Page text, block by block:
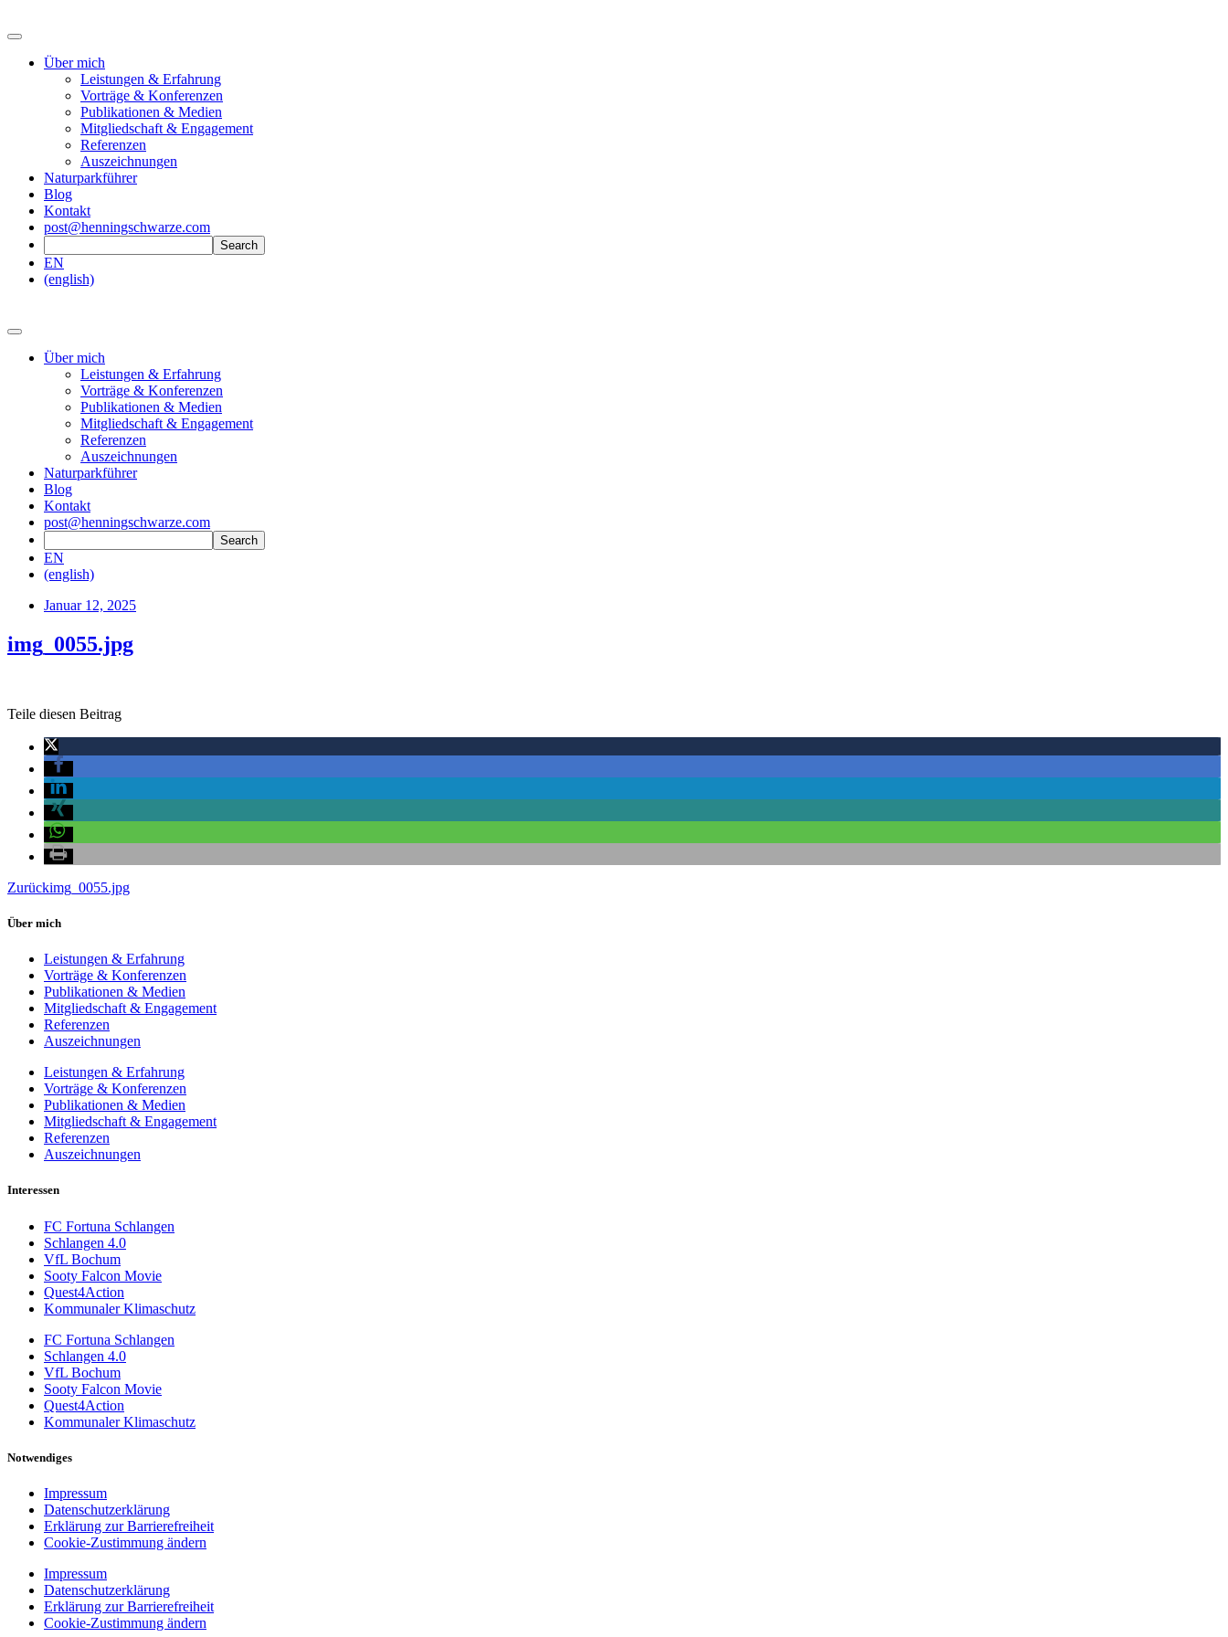
Über mich
Leistungen & Erfahrung
Vorträge & Konferenzen
Publikationen & Medien
Mitgliedschaft & Engagement
Referenzen
Auszeichnungen
Naturparkführer
Blog
Kontakt
post@henningschwarze.com
EN
(english)
Über mich
Leistungen & Erfahrung
Vorträge & Konferenzen
Publikationen & Medien
Mitgliedschaft & Engagement
Referenzen
Auszeichnungen
Naturparkführer
Blog
Kontakt
post@henningschwarze.com
EN
(english)
Januar 12, 2025
img_0055.jpg
Teile diesen Beitrag
Zurückimg_0055.jpg
Über mich
Leistungen & Erfahrung
Vorträge & Konferenzen
Publikationen & Medien
Mitgliedschaft & Engagement
Referenzen
Auszeichnungen
Leistungen & Erfahrung
Vorträge & Konferenzen
Publikationen & Medien
Mitgliedschaft & Engagement
Referenzen
Auszeichnungen
Interessen
FC Fortuna Schlangen
Schlangen 4.0
VfL Bochum
Sooty Falcon Movie
Quest4Action
Kommunaler Klimaschutz
FC Fortuna Schlangen
Schlangen 4.0
VfL Bochum
Sooty Falcon Movie
Quest4Action
Kommunaler Klimaschutz
Notwendiges
Impressum
Datenschutzerklärung
Erklärung zur Barrierefreiheit
Cookie-Zustimmung ändern
Impressum
Datenschutzerklärung
Erklärung zur Barrierefreiheit
Cookie-Zustimmung ändern